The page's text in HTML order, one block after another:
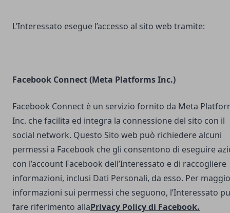
L’Interessato esegue l’accesso al sito web tramite:
Facebook Connect (Meta Platforms Inc.)
Facebook Connect è un servizio fornito da Meta
Inc. che facilita ed integra la connessione del sito con il
social network. Questo Sito web può richiedere alcuni
permessi a Facebook che gli consentono di eseguire
con l’account Facebook dell’Interessato e di raccogliere
informazioni, inclusi Dati Personali, da esso. Per
informazioni sui permessi che seguono, l’Interessato
fare riferimento allaPrivacy Policy di Facebook.